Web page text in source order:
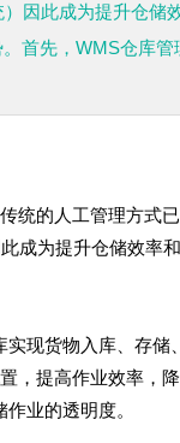
因此成为提升仓储
首先，WMS仓库
统的人工管理方式
成为提升仓储效率
现货物入库、存
，提高作业效率，
业的透明度。